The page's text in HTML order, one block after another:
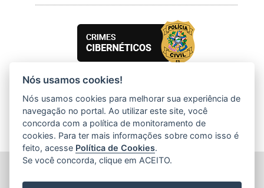
Crimes Cibernéticos
Av. Nossa Senhora da Penha, 2290 - Santa Luiza
Nós usamos cookies!
Nós usamos cookies para melhorar sua experiência de
navegação no portal. Ao utilizar este site, você
concorda com a política de monitoramento de
cookies. Para ter mais informações sobre como isso é
feito, acesse Política de Cookies.
Se você concorda, clique em ACEITO.